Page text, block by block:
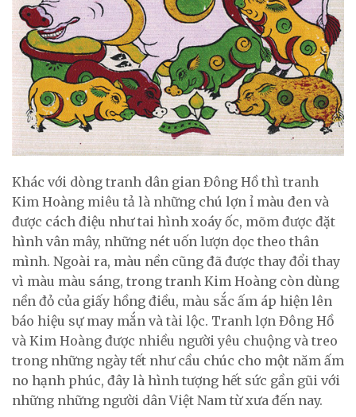
Khác với dòng tranh dân gian Đông Hồ thì tranh
Kim Hoàng miêu tả là những chú lợn ỉ màu đen và
được cách điệu như tai hình xoáy ốc, mõm được đặt
hình vân mây, những nét uốn lượn dọc theo thân
mình. Ngoài ra, màu nền cũng đã được thay đổi thay
vì màu màu sáng, trong tranh Kim Hoàng còn dùng
nền đỏ của giấy hồng điều, màu sắc ấm áp hiện lên
báo hiệu sự may mắn và tài lộc. Tranh lợn Đông Hồ
và Kim Hoàng được nhiều người yêu chuộng và treo
trong những ngày tết như cầu chúc cho một năm ấm
no hạnh phúc, đây là hình tượng hết sức gần gũi với
những những người dân Việt Nam từ xưa đến nay.